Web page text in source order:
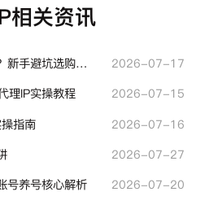
相关资讯
海外美国住宅代理IP怎么选？新手避坑选购指南
2026-07-17
理IP实操教程
2026-07-15
指南
2026-07-16
2026-07-27
号养号核心解析
2026-07-20